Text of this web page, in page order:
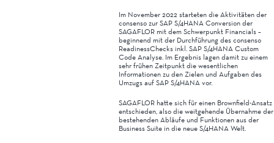
Im November 2022 starteten die Aktivitäten der
consenso zur SAP S/4HANA Conversion der
SAGAFLOR mit dem Schwerpunkt Financials –
beginnend mit der Durchführung des consenso
ReadinessChecks inkl. SAP S/4HANA Custom
Code Analyse. Im Ergebnis lagen damit zu einem
sehr frühen Zeitpunkt die wesentlichen
Informationen zu den Zielen und Aufgaben des
Umzugs auf SAP S/4HANA vor.
SAGAFLOR hatte sich für einen Brownfield-Ansatz
entschieden, also die weitgehende Übernahme der
bestehenden Abläufe und Funktionen aus der
Business Suite in die neue S/4HANA Welt.